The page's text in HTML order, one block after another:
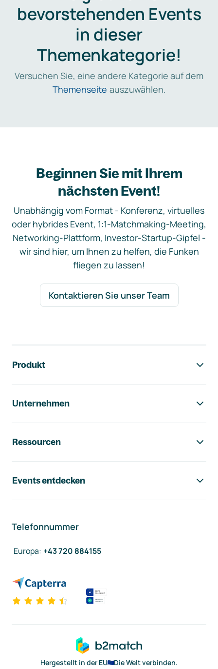
bevorstehenden Events
in dieser
Themenkategorie!
Versuchen Sie, eine andere Kategorie auf dem
Themenseite auszuwählen.
Beginnen Sie mit Ihrem
nächsten Event!
Unabhängig vom Format - Konferenz, virtuelles
oder hybrides Event, 1:1-Matchmaking-Meeting,
Networking-Plattform, Investor-Startup-Gipfel -
wir sind hier, um Ihnen zu helfen, die Funken
fliegen zu lassen!
Kontaktieren Sie unser Team
Produkt
Unternehmen
Ressourcen
Events entdecken
Telefonnummer
Europa: +43 720 884155
Hergestellt in der EU
Die Welt verbinden.